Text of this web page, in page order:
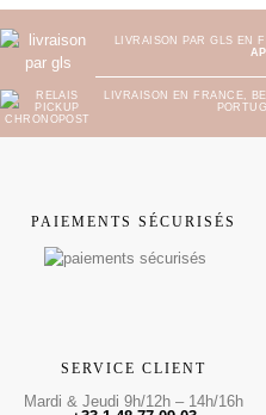
LIVRAISON PAR GLS EN
LIVRAISON EN FRANCE,
PAIEMENTS SÉCURISÉS
SERVICE CLIENT
Mardi & Jeudi 9h/12h – 14h/16h